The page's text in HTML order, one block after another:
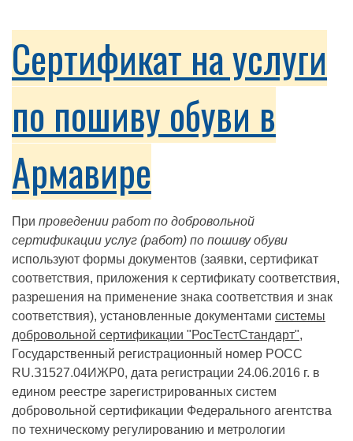
Сертификат на услуги
по пошиву обуви в
Армавире
При проведении работ по добровольной
сертификации услуг (работ) по пошиву обуви
используют формы документов (заявки, сертификат
соответствия, приложения к сертификату соответствия,
разрешения на применение знака соответствия и знак
соответствия), установленные документами системы
добровольной сертификации "РосТестСтандарт",
Государственный регистрационный номер РОСС
RU.З1527.04ИЖР0, дата регистрации 24.06.2016 г. в
едином реестре зарегистрированных систем
добровольной сертификации Федерального агентства
по техническому регулированию и метрологии